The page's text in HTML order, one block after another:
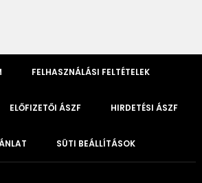
FELHASZNÁLÁSI FELTÉTELEK
ELŐFIZETŐI ÁSZF HIRDETÉSI ÁSZF
SÜTI BEÁLLÍTÁSOK